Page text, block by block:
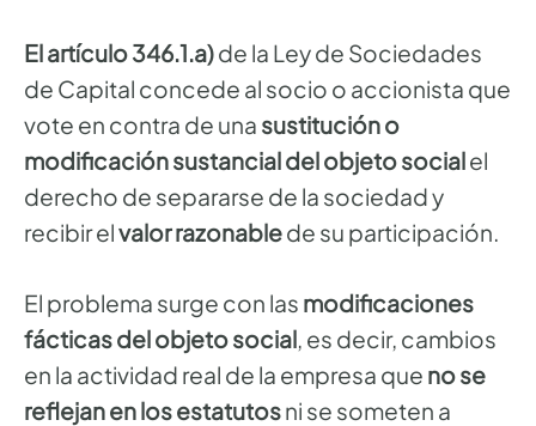
El artículo 346.1.a)de la Ley de Sociedades
de Capital concede al socio o accionista que
vote en contra de una sustitución o
modificación sustancial del objeto socialel
derecho de separarse de la sociedad y
recibir elvalor razonablede su participación.
El problema surge con las modificaciones
fácticas del objeto social, es decir, cambios
en la actividad real de la empresa que no se
reflejan en los estatutosni se someten a